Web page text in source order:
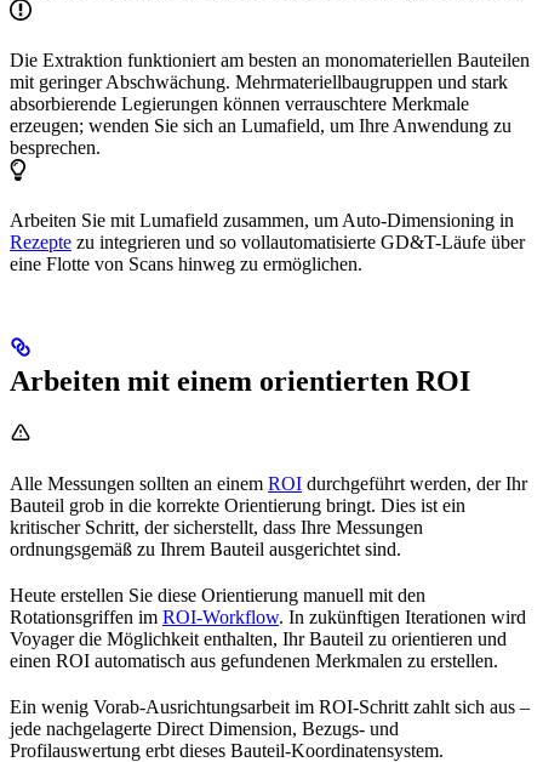
Die Extraktion funktioniert am besten an monomateriellen Bauteilen
mit geringer Abschwächung. Mehrmateriellbaugruppen und stark
absorbierende Legierungen können verrauschtere Merkmale
erzeugen; wenden Sie sich an Lumafield, um Ihre Anwendung zu
besprechen.
Arbeiten Sie mit Lumafield zusammen, um Auto-Dimensioning in
Rezepte zu integrieren und so vollautomatisierte GD&T-Läufe über
eine Flotte von Scans hinweg zu ermöglichen.
Arbeiten mit einem orientierten ROI
Alle Messungen sollten an einem ROI durchgeführt werden, der Ihr
Bauteil grob in die korrekte Orientierung bringt. Dies ist ein
kritischer Schritt, der sicherstellt, dass Ihre Messungen
ordnungsgemäß zu Ihrem Bauteil ausgerichtet sind.
Heute erstellen Sie diese Orientierung manuell mit den
Rotationsgriffen im ROI-Workflow. In zukünftigen Iterationen wird
Voyager die Möglichkeit enthalten, Ihr Bauteil zu orientieren und
einen ROI automatisch aus gefundenen Merkmalen zu erstellen.
Ein wenig Vorab-Ausrichtungsarbeit im ROI-Schritt zahlt sich aus –
jede nachgelagerte Direct Dimension, Bezugs- und
Profilauswertung erbt dieses Bauteil-Koordinatensystem.